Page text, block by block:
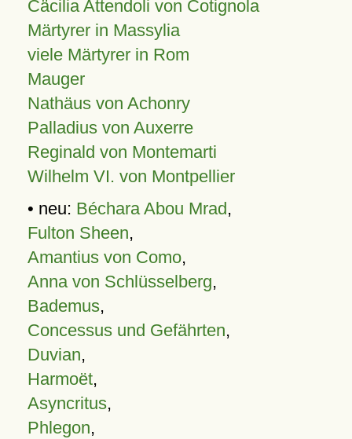
Cäcilia Attendoli von Cotignola
Märtyrer in Massylia
viele Märtyrer in Rom
Mauger
Nathäus von Achonry
Palladius von Auxerre
Reginald von Montemarti
Wilhelm VI. von Montpellier
• neu: Béchara Abou Mrad,
Fulton Sheen,
Amantius von Como,
Anna von Schlüsselberg,
Bademus,
Concessus und Gefährten,
Duvian,
Harmoët,
Asyncritus,
Phlegon,